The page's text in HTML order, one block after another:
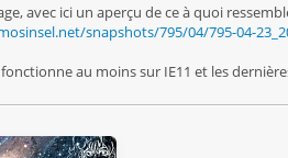
avec ici un aperçu de ce à quoi
snapshots/795/04/795-04-
au moins sur IE11 et les